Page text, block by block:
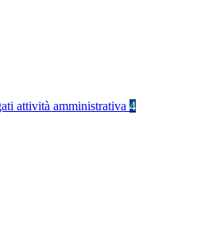
attività amministrativa 4